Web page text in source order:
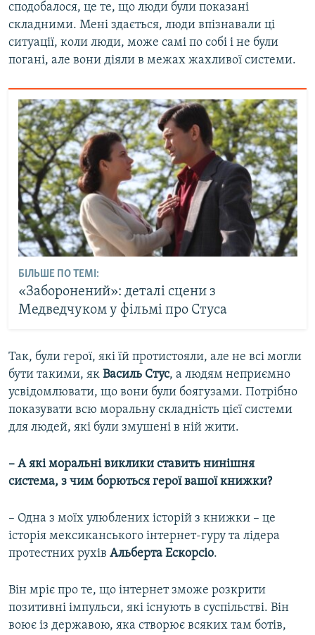
сподобалося, це те, що люди були показані
складними. Мені здається, люди впізнавали ці
ситуації, коли люди, може самі по собі і не були
погані, але вони діяли в межах жахливої системи.
БІЛЬШЕ ПО ТЕМІ:
«Заборонений»: деталі сцени з
Медведчуком у фільмі про Стуса
Так, були герої, які їй протистояли, але не всі могли
бути такими, як Василь Стус, а людям неприємно
усвідомлювати, що вони були боягузами. Потрібно
показувати всю моральну складність цієї системи
для людей, які були змушені в ній жити.
– А які моральні виклики ставить нинішня
система, з чим борються герої вашої книжки?
– Одна з моїх улюблених історій з книжки – це
історія мексиканського інтернет-гуру та лідера
протестних рухів Альберта Ескорсіо.
Він мріє про те, що інтернет зможе розкрити
позитивні імпульси, які існують в суспільстві. Він
воює із державою, яка створює всяких там ботів,